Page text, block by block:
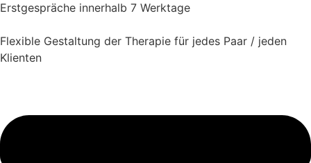
Erstgespräche innerhalb 7 Werktage
Flexible Gestaltung der Therapie für jedes Paar / jeden
Klienten